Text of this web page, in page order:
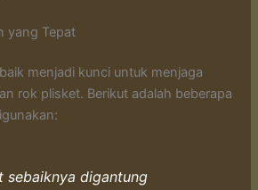
yang Tepat
menjadi kunci untuk menjaga
rok plisket. Berikut adalah beberapa
sebaiknya digantung